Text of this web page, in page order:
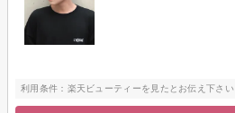
利用条件：楽天ビューティーを見たとお伝え下さい